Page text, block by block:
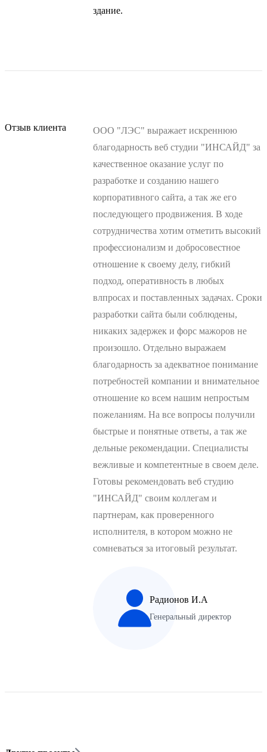
здание.
Отзыв клиента
ООО "ЛЭС" выражает искреннюю
благодарность веб студии "ИНСАЙД" за
качественное оказание услуг по
разработке и созданию нашего
корпоративного сайта, а так же его
последующего продвижения. В ходе
сотрудничества хотим отметить высокий
профессионализм и добросовестное
отношение к своему делу, гибкий
подход, оперативность в любых
влпросах и поставленных задачах. Сроки
разработки сайта были соблюдены,
никаких задержек и форс мажоров не
произошло. Отдельно выражаем
благодарность за адекватное понимание
потребностей компании и внимательное
отношение ко всем нашим непростым
пожеланиям. На все вопросы получили
быстрые и понятные ответы, а так же
дельные рекомендации. Специалисты
вежливые и компетентные в своем деле.
Готовы рекомендовать веб студию
"ИНСАЙД" своим коллегам и
партнерам, как проверенного
исполнителя, в котором можно не
сомневаться за итоговый результат.
Радионов И.А
Генеральный директор